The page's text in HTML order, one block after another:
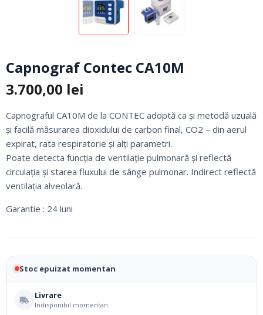
Capnograf Contec CA10M
3.700,00 lei
Capnograful CA10M de la CONTEC adoptă ca și metodă uzuală
și facilă măsurarea dioxidului de carbon final, CO2 – din aerul
expirat, rata respiratorie și alți parametri.
Poate detecta funcția de ventilație pulmonară și reflectă
circulația și starea fluxului de sânge pulmonar. Indirect reflectă
ventilația alveolară.
Garantie : 24 luni
Stoc epuizat momentan
Livrare
Indisponibil momentan